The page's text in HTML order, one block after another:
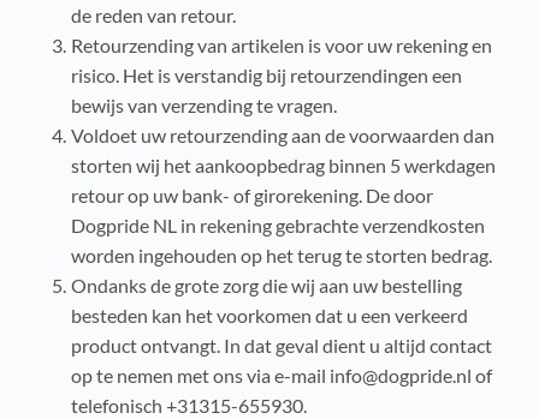
de reden van retour.
Retourzending van artikelen is voor uw rekening en
risico. Het is verstandig bij retourzendingen een
bewijs van verzending te vragen.
Voldoet uw retourzending aan de voorwaarden dan
storten wij het aankoopbedrag binnen 5 werkdagen
retour op uw bank- of girorekening. De door
Dogpride NL in rekening gebrachte verzendkosten
worden ingehouden op het terug te storten bedrag.
Ondanks de grote zorg die wij aan uw bestelling
besteden kan het voorkomen dat u een verkeerd
product ontvangt. In dat geval dient u altijd contact
op te nemen met ons via e-mail info@dogpride.nl of
telefonisch +31315-655930.